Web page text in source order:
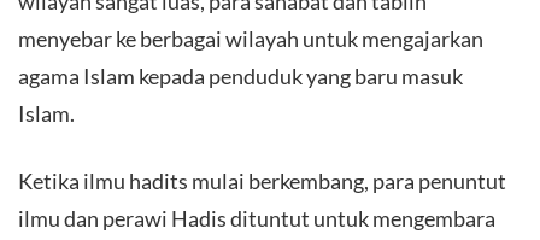
menyebar ke berbagai wilayah untuk mengajarkan
agama Islam kepada penduduk yang baru masuk
Islam.
Ketika ilmu hadits mulai berkembang, para penuntut
ilmu dan perawi Hadis dituntut untuk mengembara